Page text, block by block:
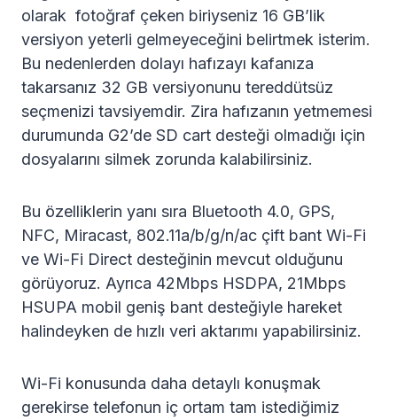
olarak fotoğraf çeken biriyseniz 16 GB’lik
versiyon yeterli gelmeyeceğini belirtmek isterim.
Bu nedenlerden dolayı hafızayı kafanıza
takarsanız 32 GB versiyonunu tereddütsüz
seçmenizi tavsiyemdir. Zira hafızanın yetmemesi
durumunda G2’de SD cart desteği olmadığı için
dosyalarını silmek zorunda kalabilirsiniz.
Bu özelliklerin yanı sıra Bluetooth 4.0, GPS,
NFC, Miracast, 802.11a/b/g/n/ac çift bant Wi-Fi
ve Wi-Fi Direct desteğinin mevcut olduğunu
görüyoruz. Ayrıca 42Mbps HSDPA, 21Mbps
HSUPA mobil geniş bant desteğiyle hareket
halindeyken de hızlı veri aktarımı yapabilirsiniz.
Wi-Fi konusunda daha detaylı konuşmak
gerekirse telefonun iç ortam tam istediğimiz